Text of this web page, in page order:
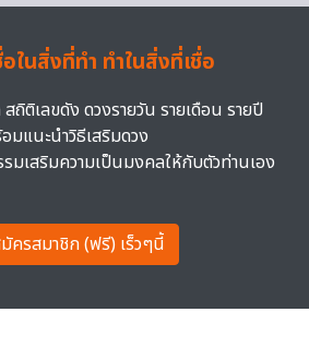
ในสิ่งที่ทำ ทำในสิ่งที่เชื่อ
ถิติเลขดัง ดวงรายวัน รายเดือน รายปี
มแนะนำวิธีเสริมดวง
มเสริมความเป็นมงคลให้กับตัวท่านเอง
ครสมาชิก (ฟรี) เร็วๆนี้